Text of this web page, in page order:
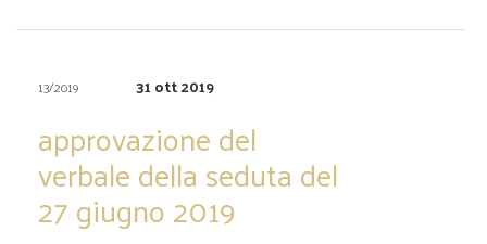
13/2019 31 ott 2019
approvazione del
verbale della seduta del
27 giugno 2019